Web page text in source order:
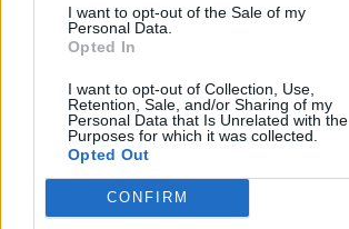
I want to opt-out of the Sale of my
Personal Data.
Opted In
I want to opt-out of Collection, Use,
Retention, Sale, and/or Sharing of my
Personal Data that Is Unrelated with the
Purposes for which it was collected.
Opted Out
CONFIRM